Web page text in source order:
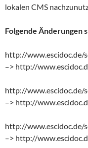
lokalen CMS
Folgende Änderungen
http://www.escidoc.de/
–> http://
http://www.escidoc.de/
–> http://
http://www.escidoc.de/
–> http://